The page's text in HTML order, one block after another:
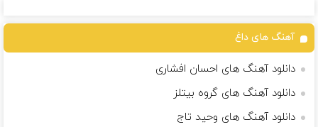
آهنگ های داغ
دانلود آهنگ های احسان افشاری
دانلود آهنگ های گروه بیتلز
دانلود آهنگ های وحید تاج